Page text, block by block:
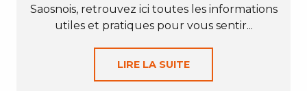
Saosnois, retrouvez ici toutes les informations
utiles et pratiques pour vous sentir...
LIRE LA SUITE